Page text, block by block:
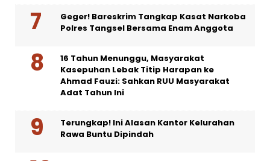
Geger! Bareskrim Tangkap Kasat Narkoba
Polres Tangsel Bersama Enam Anggota
16 Tahun Menunggu, Masyarakat
Kasepuhan Lebak Titip Harapan ke
Ahmad Fauzi: Sahkan RUU Masyarakat
Adat Tahun Ini
Terungkap! Ini Alasan Kantor Kelurahan
Rawa Buntu Dipindah